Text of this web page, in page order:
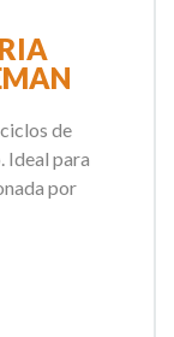
de
Ideal para
por